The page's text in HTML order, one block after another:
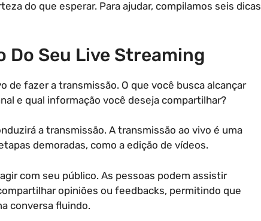
do que esperar. Para ajudar, compilamos seis dicas
Do Seu Live Streaming
fazer a transmissão. O que você busca alcançar
e qual informação você deseja compartilhar?
a transmissão. A transmissão ao vivo é uma
demoradas, como a edição de vídeos.
com seu público. As pessoas podem assistir
opiniões ou feedbacks, permitindo que
conversa fluindo.